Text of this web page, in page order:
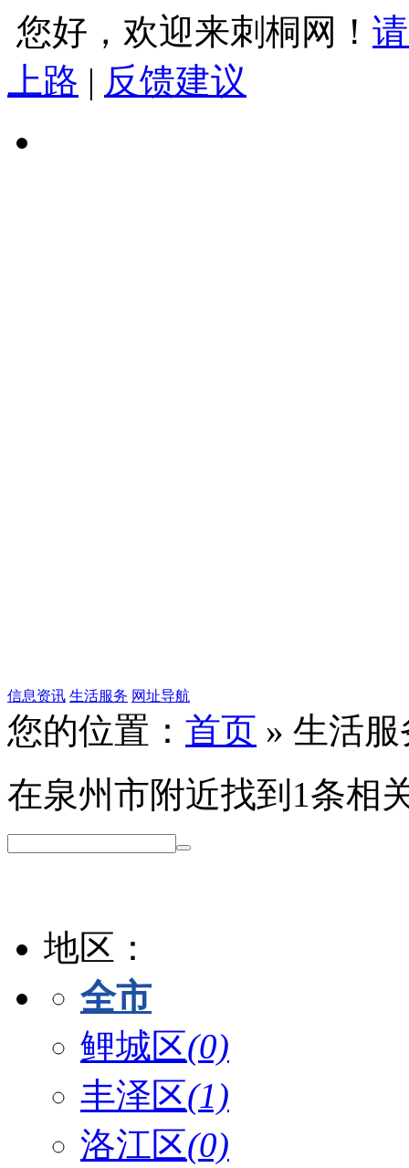
您好，欢迎来刺桐网！
上路 | 反馈建议
信息资讯 生活服务 网址导航
您的位置： 首页 » 生活服
在泉州市附近找到 1条相
地区：
全市
鲤城区(0)
丰泽区(1)
洛江区(0)